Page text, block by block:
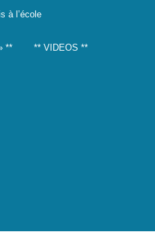
à l’école
** ** VIDEOS **